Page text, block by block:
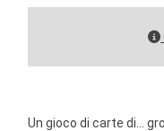
Un gioco di carte di...